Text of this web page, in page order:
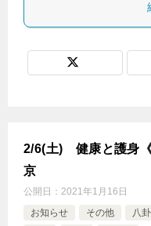
2/6(土) 健康と護身
京
公開日： 2021年1月16日
お知らせ
その他 八